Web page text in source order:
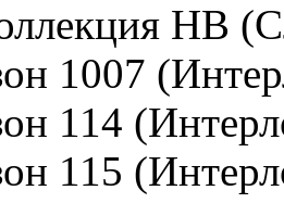
НВ
1007
114
115